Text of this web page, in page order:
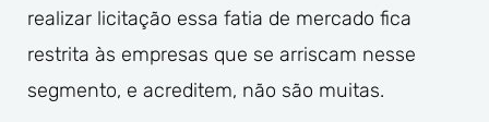
realizar licitação essa fatia de mercado fica
restrita às empresas que se arriscam nesse
segmento, e acreditem, não são muitas.